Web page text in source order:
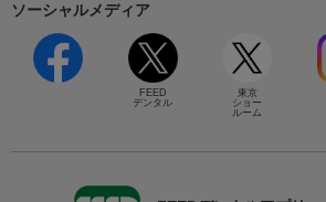
ソーシャルメディア
FEED
デンタル
東京
ショー
ルーム